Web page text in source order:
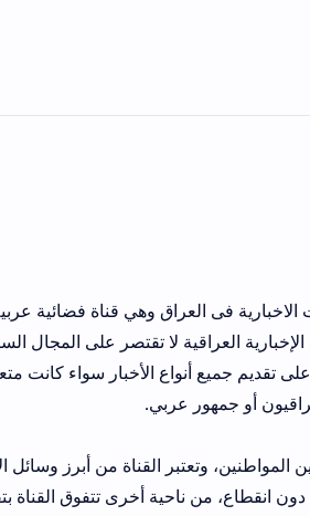
الاخبارية فى العراق وهي قناة فضائية
الإخبارية العراقية لا تقتصر على المجال
تقديم جميع أنواع الأخبار سواء كانت
أو جمهور عربي.
وتعتبر القناة من أبرز وسائل
انقطاع، من ناحية أخرى تتفوق القناة